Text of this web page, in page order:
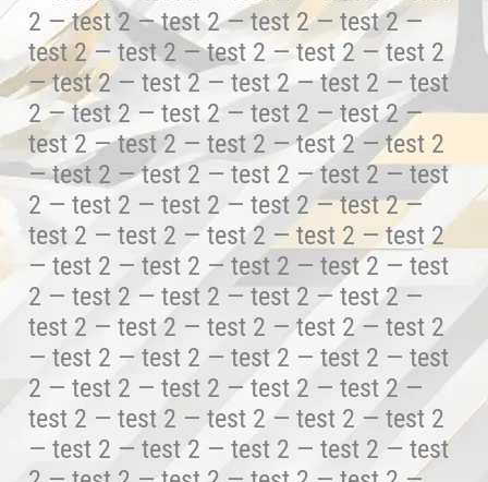
2 — test 2 — test 2 — test 2 — test 2 —
test 2 — test 2 — test 2 — test 2 — test 2
— test 2 — test 2 — test 2 — test 2 — test
2 — test 2 — test 2 — test 2 — test 2 —
test 2 — test 2 — test 2 — test 2 — test 2
— test 2 — test 2 — test 2 — test 2 — test
2 — test 2 — test 2 — test 2 — test 2 —
test 2 — test 2 — test 2 — test 2 — test 2
— test 2 — test 2 — test 2 — test 2 — test
2 — test 2 — test 2 — test 2 — test 2 —
test 2 — test 2 — test 2 — test 2 — test 2
— test 2 — test 2 — test 2 — test 2 — test
2 — test 2 — test 2 — test 2 — test 2 —
test 2 — test 2 — test 2 — test 2 — test 2
— test 2 — test 2 — test 2 — test 2 — test